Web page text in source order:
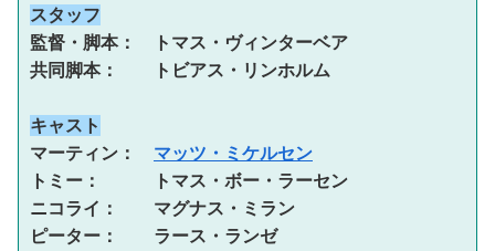
スタッフ
監督・脚本：　トマス・ヴィンターベア
共同脚本：　　トビアス・リンホルム
キャスト
マーティン： マッツ・ミケルセン
トミー：　　　トマス・ボー・ラーセン
ニコライ：　　マグナス・ミラン
ピーター：　　ラース・ランゼ